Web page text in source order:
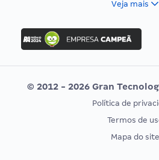
Concurso Ibama
Concurso MPU
Editais publicados
CONCURSOS POR PROFISSÃO
Veja mais
© 2012 - 2026 Gran
Política de
Termos de
Mapa do site